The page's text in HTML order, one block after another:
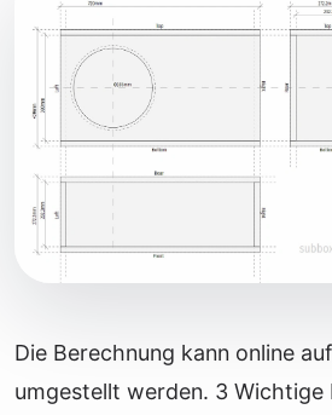
Die Berechnung kann online
umgestellt werden. 3 Wichtige